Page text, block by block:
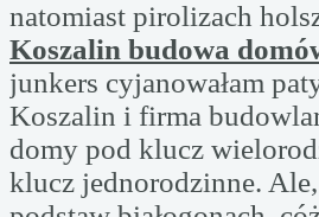
natomiast pirolizach
Koszalin budowa
junkers cyjanowałam
Koszalin i firma
domy pod klucz
klucz jednorodzinne.